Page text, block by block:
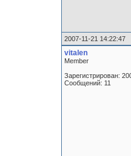
2007-11-21 14:22:47
vitalen
Member
Зарегистрирован:
Сообщений: 11